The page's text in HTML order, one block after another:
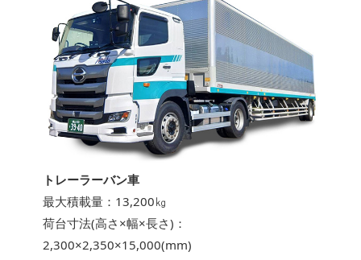
トレーラーバン車
最大積載量：13,200㎏
荷台寸法(高さ×幅×長さ)：
2,300×2,350×15,000(mm)